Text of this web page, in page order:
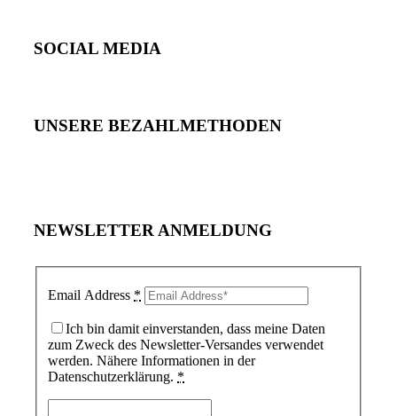
SOCIAL MEDIA
UNSERE BEZAHLMETHODEN
NEWSLETTER ANMELDUNG
Email Address *
Ich bin damit einverstanden, dass meine Daten
zum Zweck des Newsletter-Versandes verwendet
werden. Nähere Informationen in der
Datenschutzerklärung. *